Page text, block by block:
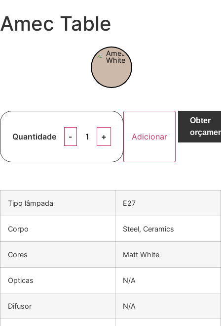
Amec Table
Quantidade Adicionar
Obter
Tipo lâmpada E27
Corpo Steel, Ceramics
Cores Matt White
Opticas N/A
Difusor N/A